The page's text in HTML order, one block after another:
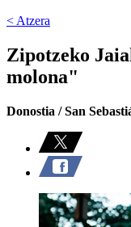
< Atzera
Zipotzeko
molona"
Donostia / San